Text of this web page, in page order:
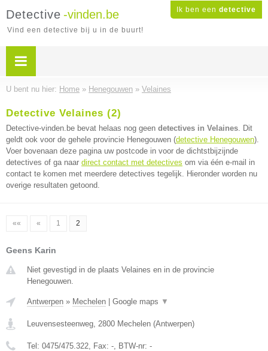
Ik ben een detective
Detective -vinden.be
Vind een detective bij u in de buurt!
U bent nu hier: Home » Henegouwen » Velaines
Detective Velaines (2)
Detective-vinden.be bevat helaas nog geen detectives in Velaines. Dit
geldt ook voor de gehele provincie Henegouwen (detective Henegouwen).
Voer bovenaan deze pagina uw postcode in voor de dichtstbijzijnde
detectives of ga naar direct contact met detectives om via één e-mail in
contact te komen met meerdere detectives tegelijk. Hieronder worden nu
overige resultaten getoond.
«« « 1 2
Geens Karin
Niet gevestigd in de plaats Velaines en in de provincie
Henegouwen.
Antwerpen » Mechelen Google maps ▼
Leuvensesteenweg, 2800 Mechelen (Antwerpen)
Tel: 0475/475.322, Fax: -, BTW-nr: -